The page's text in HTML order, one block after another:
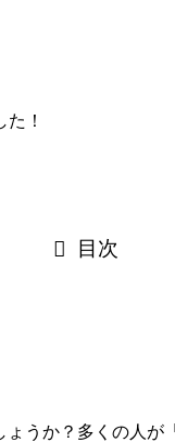
！
目次
ょうか？多くの人が